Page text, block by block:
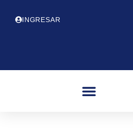
INGRESAR